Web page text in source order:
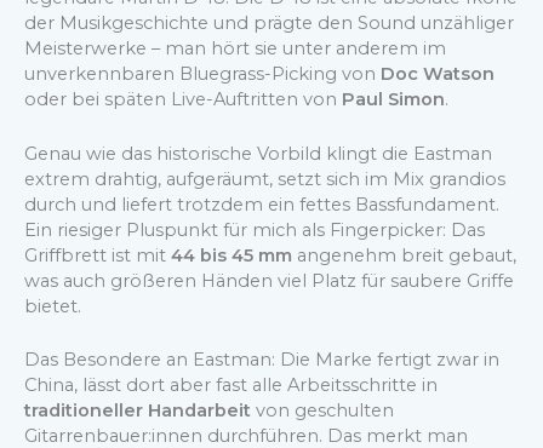
der Musikgeschichte und prägte den Sound unzähliger
Meisterwerke – man hört sie unter anderem im
unverkennbaren Bluegrass-Picking von Doc Watson
oder bei späten Live-Auftritten von Paul Simon.
Genau wie das historische Vorbild klingt die Eastman
extrem drahtig, aufgeräumt, setzt sich im Mix grandios
durch und liefert trotzdem ein fettes Bassfundament.
Ein riesiger Pluspunkt für mich als Fingerpicker: Das
Griffbrett ist mit 44 bis 45 mm angenehm breit gebaut,
was auch größeren Händen viel Platz für saubere Griffe
bietet.
Das Besondere an Eastman: Die Marke fertigt zwar in
China, lässt dort aber fast alle Arbeitsschritte in
traditioneller Handarbeit von geschulten
Gitarrenbauer:innen durchführen. Das merkt man